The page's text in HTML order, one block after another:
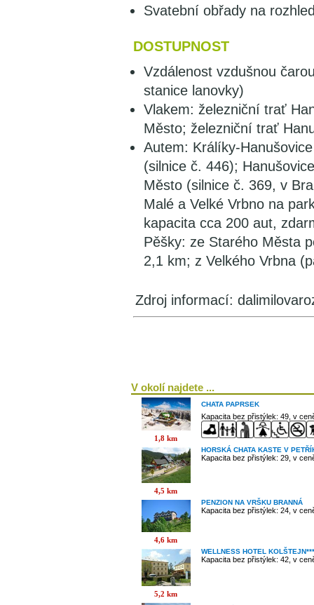
Svatební obřady na
DOSTUPNOST
Vzdálenost vzdušnou
stanice lanovky)
Vlakem: železniční trať
Město; železniční trať
Autem: Králíky-
(silnice č. 446);
Město (silnice č. 369, v
Malé a Velké Vrbno na
kapacita cca 200 aut,
Pěšky: ze Starého Města
2,1 km; z Velkého Vrbna
Zdroj informací:
V okolí najdete ...
1,8 km
CHATA PAPRSEK
Kapacita bez přistýlek: 49, v
4,5 km
HORSKÁ CHATA KASTE V
Kapacita bez přistýlek: 29, v
4,6 km
PENZION NA VRŠKU BRANNÁ
Kapacita bez přistýlek: 24, v
5,2 km
WELLNESS HOTEL
Kapacita bez přistýlek: 42, v